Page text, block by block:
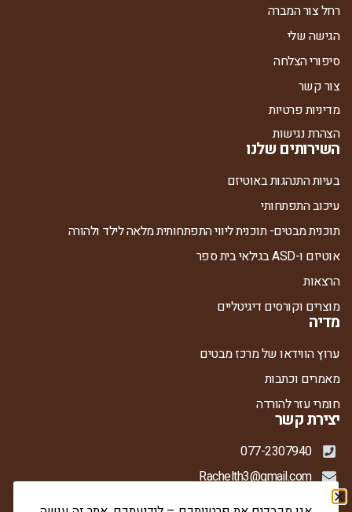
רחל צור המברה
הגישה שלי
סיפורי הצלחה
צור קשר
מדיניות פרטיות
הצהרת נגישות
השירותים שלנו
בעיות התנהגות באוטיזם
עיכוב התפתחותי
תוכנית מבטים- תוכנית ליווי התפתחותית מלאה לילד ולהורה
אוטיזם ו-ASD בגילאי בית ספר
הרצאות
מוצרים וקורסים דיגיטליים
מדיה
ערוץ הווידאו של מרכז מבטים
מאמרים וכתבות
חומרי עזר להורדה
יצירת קשר
077-2307940
Rachelth3@gmail.com